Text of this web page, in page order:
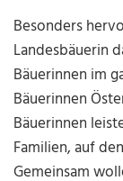
Besonders
Landesbäuerin
Bäuerinnen im
Bäuerinnen
Bäuerinnen
Familien, auf
Gemeinsam